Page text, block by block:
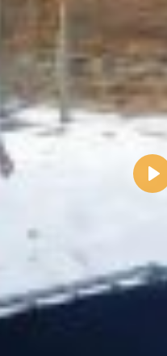
aus Deinem Kommentar entfernt.